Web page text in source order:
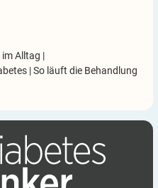
Alltag |
|So läuft die Behandlung